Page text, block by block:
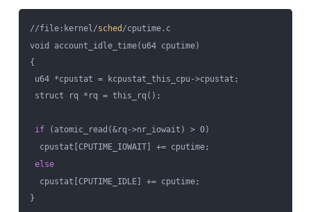
//file:kernel/sched /cputime.c
void account_idle_time(u64 cputime)
{
u64 *cpustat = kcpustat_this_cpu->cpustat;
struct rq *rq = this_rq();
if (atomic_read(&rq->nr_iowait) > 0)
cpustat[CPUTIME_IOWAIT] += cputime;
else
cpustat[CPUTIME_IDLE] += cputime;